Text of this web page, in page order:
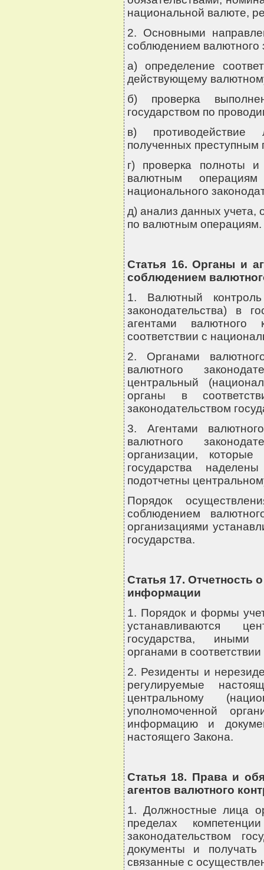
национальной валюте,
2. Основными
соблюдением валютного
а) определение
действующему
б) проверка
государством по
в) противодействие
полученных преступным
г) проверка полноты и
валютным
национального
д) анализ данных учета,
по валютным операциям.
Статья 16. Органы и
соблюдением
1. Валютный
законодательства) в
агентами валютного
соответствии с
2. Органами
валютного
центральный
органы в
законодательством
3. Агентами
валютного
организации, которые
государства
подотчетны
Порядок
соблюдением
организациями
государства.
Статья 17. Отчетность
информации
1. Порядок и формы
устанавливаются
государства, иными
органами в
2. Резиденты и
регулируемые
центральному
уполномоченной
информацию и
настоящего Закона.
Статья 18. Права и
агентов валютного
1. Должностные лица
пределах
законодательством
документы и
связанные с